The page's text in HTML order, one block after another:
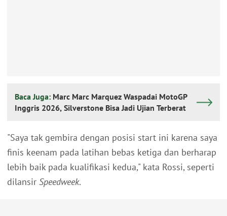
Baca Juga: Marc Marc Marquez Waspadai MotoGP
Inggris 2026, Silverstone Bisa Jadi Ujian Terberat
"Saya tak gembira dengan posisi start ini karena saya
finis keenam pada latihan bebas ketiga dan berharap
lebih baik pada kualifikasi kedua," kata Rossi, seperti
dilansir Speedweek.